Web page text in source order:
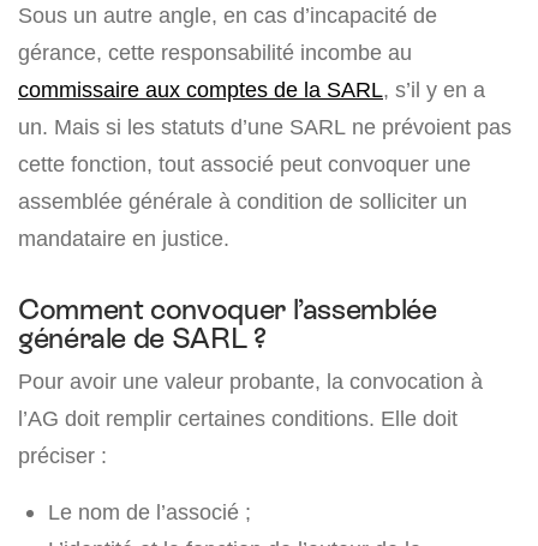
Sous un autre angle, en cas d’incapacité de
gérance, cette responsabilité incombe au
commissaire aux comptes de la SARL, s’il y en a
un. Mais si les statuts d’une SARL ne prévoient pas
cette fonction, tout associé peut convoquer une
assemblée générale à condition de solliciter un
mandataire en justice.
Comment convoquer l’assemblée
générale de SARL ?
Pour avoir une valeur probante, la convocation à
l’AG doit remplir certaines conditions. Elle doit
préciser :
Le nom de l’associé ;